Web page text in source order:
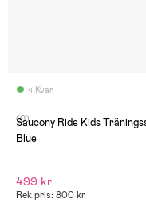
4 Kvar
(0)
Saucony Ride Kids
Blue
499 kr
Rek pris: 800 kr